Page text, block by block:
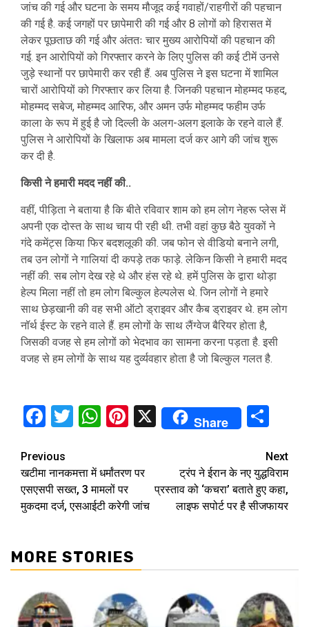
जांच की गई और घटना के समय मौजूद कई गवाहों/राहगीरों की पहचान
की गई है. कई जगहों पर छापेमारी की गई और 8 लोगों को हिरासत में
लेकर पूछताछ की गई और अंततः चार मुख्य आरोपियों की पहचान की
गई. इन आरोपियों को गिरफ्तार करने के लिए पुलिस की कई टीमें उनसे
जुड़े स्थानों पर छापेमारी कर रही हैं. अब पुलिस ने इस घटना में शामिल
चारों आरोपियों को गिरफ्तार कर लिया है. जिनकी पहचान मोहम्मद फहद,
मोहम्मद सबेज, मोहम्मद आरिफ, और अमन उर्फ मोहम्मद फहीम उर्फ
काला के रूप में हुई है जो दिल्ली के अलग-अलग इलाके के रहने वाले हैं.
पुलिस ने आरोपियों के खिलाफ अब मामला दर्ज कर आगे की जांच शुरू
कर दी है.
किसी ने हमारी मदद नहीं की..
वहीं, पीड़िता ने बताया है कि बीते रविवार शाम को हम लोग नेहरू प्लेस में
अपनी एक दोस्त के साथ चाय पी रही थी. तभी वहां कुछ बैठे युवकों ने
गंदे कमेंट्स किया फिर बदशलूकी की. जब फोन से वीडियो बनाने लगी,
तब उन लोगों ने गालियां दी कपड़े तक फाड़े. लेकिन किसी ने हमारी मदद
नहीं की. सब लोग देख रहे थे और हंस रहे थे. हमें पुलिस के द्वारा थोड़ा
हेल्प मिला नहीं तो हम लोग बिल्कुल हेल्पलेस थे. जिन लोगों ने हमारे
साथ छेड़खानी की वह सभी ऑटो ड्राइवर और कैब ड्राइवर थे. हम लोग
नॉर्थ ईस्ट के रहने वाले हैं. हम लोगों के साथ लैंग्वेज बैरियर होता है,
जिसकी वजह से हम लोगों को भेदभाव का सामना करना पड़ता है. इसी
वजह से हम लोगों के साथ यह दुर्व्यवहार होता है जो बिल्कुल गलत है.
Facebook
Twitter
WhatsApp
Pinterest
X Share
Continue
Reading
Previous
खटीमा नानकमत्ता में धर्मांतरण पर
एसएसपी सख्त, 3 मामलों पर
मुकदमा दर्ज, एसआईटी करेगी जांच
Next
ट्रंप ने ईरान के नए युद्धविराम
प्रस्ताव को ‘कचरा’ बताते हुए कहा,
लाइफ सपोर्ट पर है सीजफायर
MORE STORIES